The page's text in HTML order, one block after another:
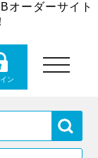
オーダーサイト
ン
toggle
navigation